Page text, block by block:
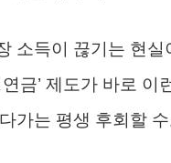
소득이 끊기는 현
금’ 제도가 바로 이
가는 평생 후회할